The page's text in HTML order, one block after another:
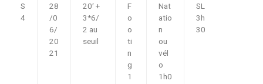
S
4
28
/0
6/
20
21
20′ +
3*6/
2 au
seuil
F
o
o
ti
n
g
1
Nat
atio
n
ou
vél
o
1h0
SL
3h
30